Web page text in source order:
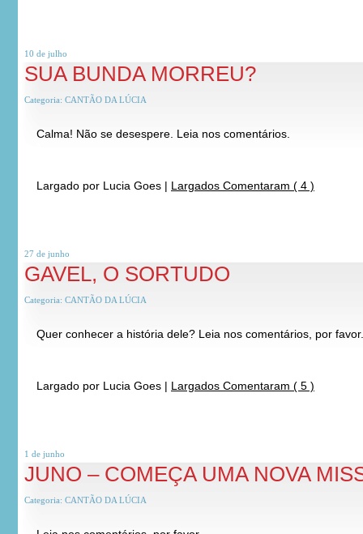
10 de julho
SUA BUNDA MORREU?
Categoria: CANTÃO DA LÚCIA
Calma! Não se desespere. Leia nos comentários.
Largado por Lucia Goes | Largados Comentaram ( 4 )
27 de junho
GAVEL, O SORTUDO
Categoria: CANTÃO DA LÚCIA
Quer conhecer a história dele? Leia nos comentários, por favor.
Largado por Lucia Goes | Largados Comentaram ( 5 )
1 de junho
JUNO – COMEÇA UMA NOVA
Categoria: CANTÃO DA LÚCIA